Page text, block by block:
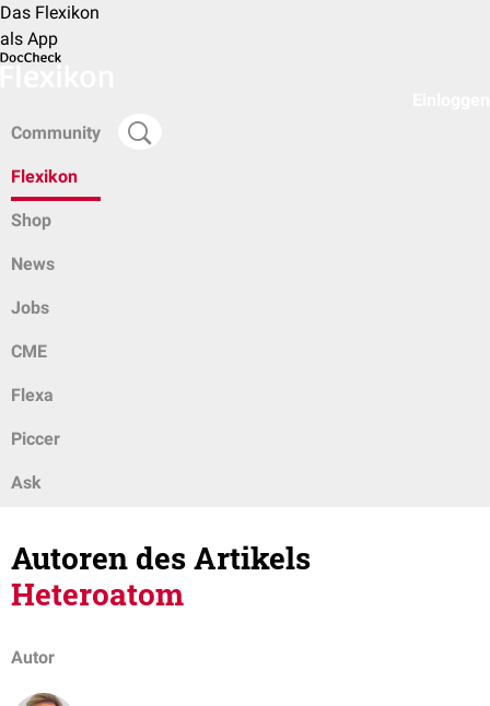
Das Flexikon
als App
Community
Flexikon
Shop
News
Jobs
CME
Flexa
Piccer
Ask
Autoren des Artikels
Heteroatom
Autor